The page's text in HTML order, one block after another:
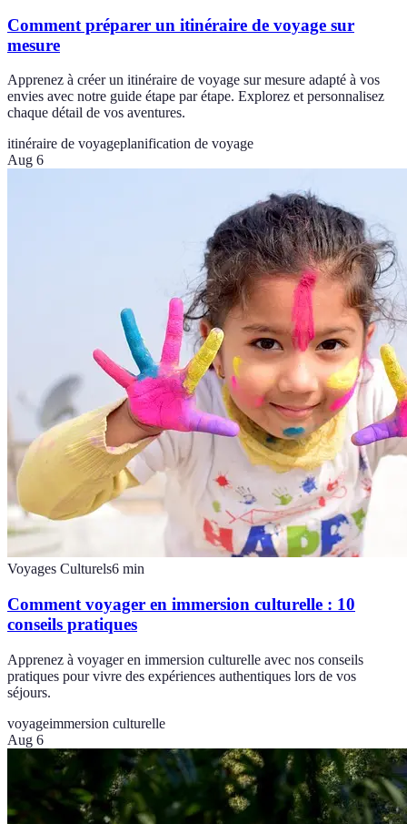
Comment préparer un itinéraire de voyage sur
mesure
Apprenez à créer un itinéraire de voyage sur mesure adapté à vos
envies avec notre guide étape par étape. Explorez et personnalisez
chaque détail de vos aventures.
itinéraire de voyageplanification de voyage
Aug 6
Voyages Culturels6 min
Comment voyager en immersion culturelle : 10
conseils pratiques
Apprenez à voyager en immersion culturelle avec nos conseils
pratiques pour vivre des expériences authentiques lors de vos
séjours.
voyageimmersion culturelle
Aug 6